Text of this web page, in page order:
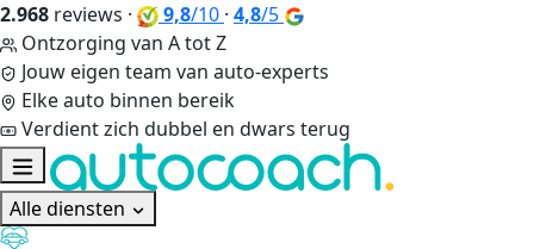
2.968 reviews · 9,8/10 · 4,8/5
Ontzorging van A tot Z
Jouw eigen team van auto-experts
Elke auto binnen bereik
Verdient zich dubbel en dwars terug
Alle diensten